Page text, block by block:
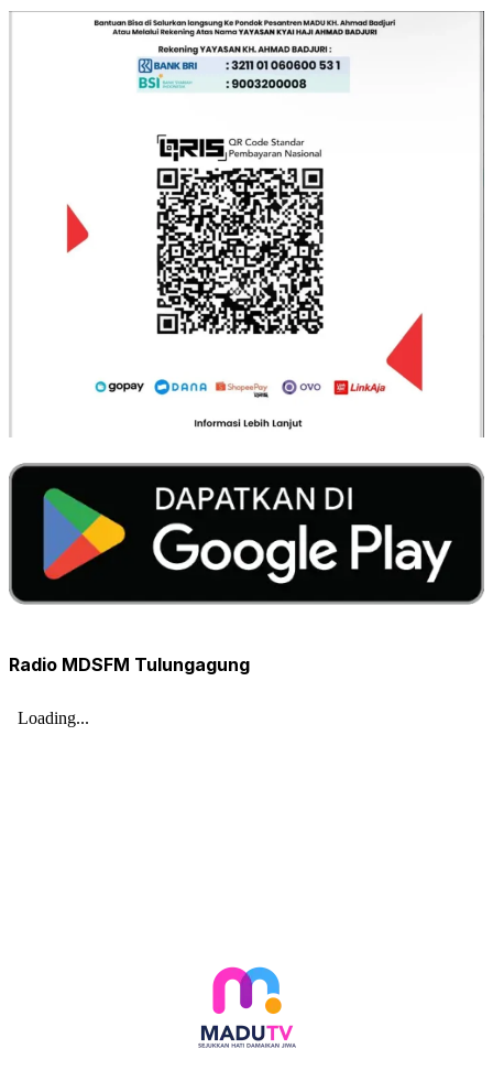
Radio MDSFM Tulungagung